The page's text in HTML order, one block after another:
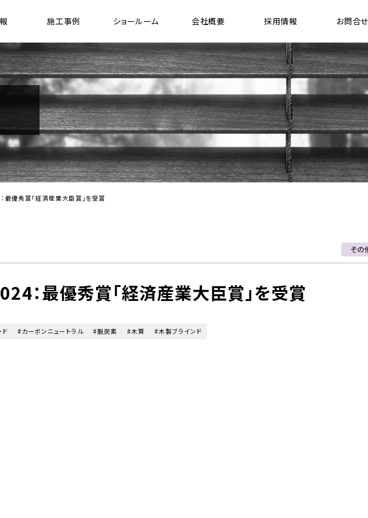
ンド ]
ド
ウッドブラインド
ブラインド
インド
ドブラインド
ッドブラインド
(耐水)シリーズ ブラインド
[ 木製縦型 ブラインド ]
ウッドバーチカルブラインド
プレミアムシリーズ ウッドバーチカル ブラインド
FR（防炎）シリーズ ウッドバーチカル ブラインド
電動ウッドバーチカルブラインド システム
[ ウ
ガ
プ
（
ナ
施工事例 ショールーム 会社概要 採用情報 お問合せ
最優秀賞「経済産業大臣賞」を受賞
その
：最優秀賞「経済産業大臣賞」を受賞
ド カーボンニュートラル 脱炭素 木質 木製ブラインド